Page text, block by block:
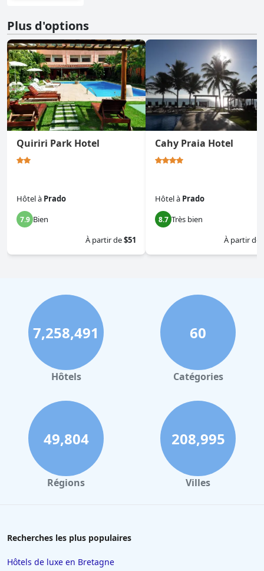
Plus d'options
Quiriri Park Hotel
Hôtelà Prado
7.9 Bien
À partir de$51
Cahy Praia Hotel
Hôtelà Prado
8.7 Très bien
À partir de
7,258,491
Hôtels
60
Catégories
49,804
Régions
208,995
Villes
Recherches les plus populaires
Hôtels de luxe en Bretagne